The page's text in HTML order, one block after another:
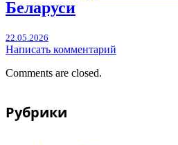
Беларуси
22.05.2026
Написать комментарий
Comments are closed.
Рубрики